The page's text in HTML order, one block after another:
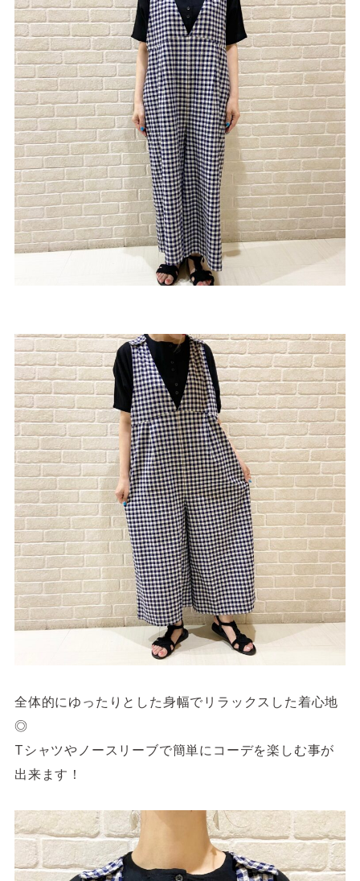
全体的にゆったりとした身幅でリラックスした着心地
◎
Tシャツやノースリーブで簡単にコーデを楽しむ事が
出来ます！